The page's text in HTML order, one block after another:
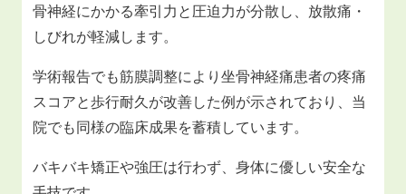
骨神経にかかる牽引力と圧迫力が分散し、放散痛・
しびれが軽減します。
学術報告でも筋膜調整により坐骨神経痛患者の疼痛
スコアと歩行耐久が改善した例が示されており、当
院でも同様の臨床成果を蓄積しています。
バキバキ矯正や強圧は行わず、身体に優しい安全な